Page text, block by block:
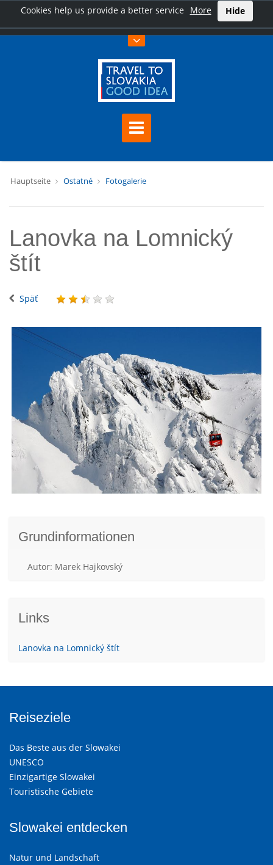
Cookies help us provide a better service More Hide
Hauptseite Ostatné Fotogalerie
Lanovka na Lomnický
štít
Späť
Grundinformationen
Autor: Marek Hajkovský
Links
Lanovka na Lomnický štít
Reiseziele
Das Beste aus der Slowakei
UNESCO
Einzigartige Slowakei
Touristische Gebiete
Slowakei entdecken
Natur und Landschaft